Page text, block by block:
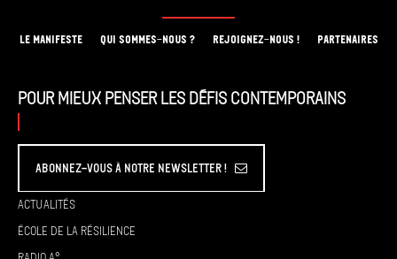
LE MANIFESTE QUI SOMMES-NOUS ? REJOIGNEZ-NOUS ! PARTENAIRES
Pour mieux penser les défis contemporains
Abonnez-vous à Notre Newsletter !
Actualités
École de la résilience